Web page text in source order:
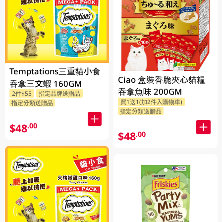
Temptations三重貓小食
吞拿三文蝦 160GM
2件$55
指定品牌送贈品
指定分類送贈品
$48.00
Ciao 盒裝香脆夾心貓糧
吞拿魚味 200GM
買1送1(加2件入購物車)
指定分類送贈品
$48.00